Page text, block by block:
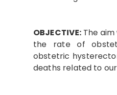
OBJECTIVE: The
the rate of
obstetric
deaths related to